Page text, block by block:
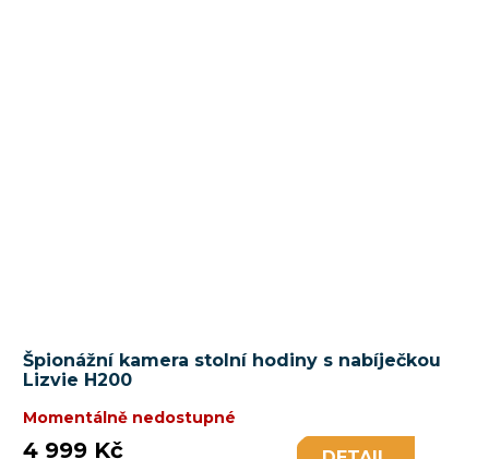
Špionážní kamera stolní hodiny s nabíječkou
Lizvie H200
Momentálně nedostupné
4 999 Kč